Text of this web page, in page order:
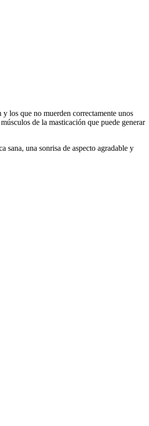
los que no muerden correctamente unos
de la masticación que puede generar
sana, una sonrisa de aspecto agradable y